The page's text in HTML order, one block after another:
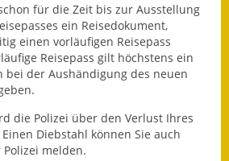
Nachhaltigkeitsbericht
Notfallplanung
Ortsplan
Schadensmeldung
Straßenbau
für die Zeit bis zur Ausstellung
ein Reisedokument,
einen vorläufigen Reisepass
Reisepass gilt höchstens ein
bei der Aushändigung des neuen
die Polizei über den Verlust Ihres
Diebstahl können Sie auch
melden.